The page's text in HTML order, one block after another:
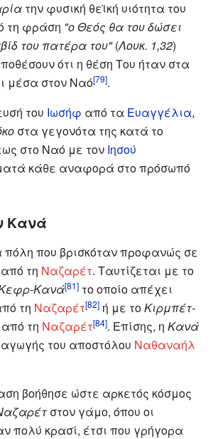
την φυσική θεϊκή υιότητα του
τη φράση "ο Θεός θα του δώσει
του πατέρα του"(Λουκ. 1,32)
ότι η θέση Του ήταν στα
μέσα στον Ναό[79].
του Ιωσήφ από τα Ευαγγέλια,
στα γεγονότα της κατά το
στο Ναό με τον Ιησού
κάθε αναφορά στο πρόσωπό
Κανά
πόλη που βρισκόταν προφανώς σε
τη Ναζαρέτ. Ταυτίζεται με το
Κανά[81] το οποίο απέχει
τη Ναζαρέτ[82] ή με τοΚιρμπέτ-
τη Ναζαρέτ[84]. Επίσης, η Κανά
του αποστόλου Ναθαναήλ
βοήθησε ώστε αρκετός κόσμος
στον γάμο, όπου οι
πολύ κρασί, έτσι που γρήγορα